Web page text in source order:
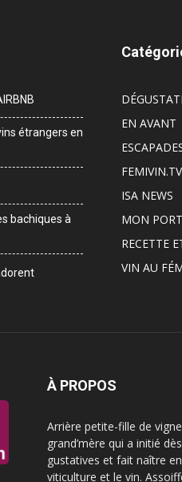
étrangers en
bachiques à
EN AVANT
FEMIVIN.TV
ISA NEWS
MON
RECETTE
VIN AU
À PROPOS
Arrière petite-fille de
grand’mère qui a initié
gustatives et fait naître
viticulture et le vin.